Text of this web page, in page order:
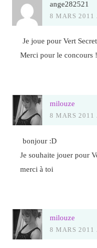
ange282521
8 MARS 2011
Je joue pour Vert
Merci pour le concours !
milouze
8 MARS 2011
bonjour :D
Je souhaite jouer pour
merci à toi
milouze
8 MARS 2011